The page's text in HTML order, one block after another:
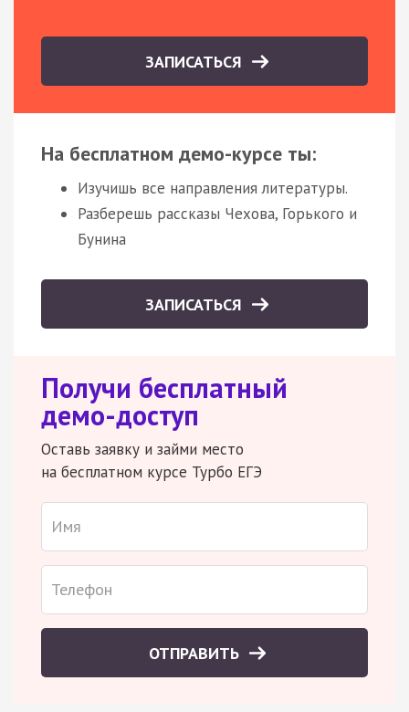
ЗАПИСАТЬСЯ
На бесплатном демо-курсе ты:
Изучишь все направления литературы.
Разберешь рассказы Чехова, Горького и
Бунина
ЗАПИСАТЬСЯ
Получи бесплатный
демо-доступ
Оставь заявку и займи место
на бесплатном курсе Турбо ЕГЭ
ОТПРАВИТЬ